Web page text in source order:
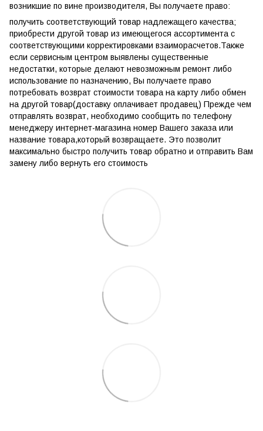
возникшие по вине производителя, Вы получаете право:
получить соответствующий товар надлежащего качества;
приобрести другой товар из имеющегося ассортимента с
соответствующими корректировками взаиморасчетов.Также
если сервисным центром выявлены существенные
недостатки, которые делают невозможным ремонт либо
использование по назначению, Вы получаете право
потребовать возврат стоимости товара на карту либо обмен
на другой товар(доставку оплачивает продавец) Прежде чем
отправлять возврат, необходимо сообщить по телефону
менеджеру интернет-магазина номер Вашего заказа или
название товара,который возвращаете. Это позволит
максимально быстро получить товар обратно и отправить Вам
замену либо вернуть его стоимость